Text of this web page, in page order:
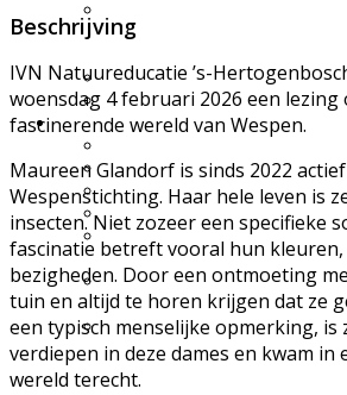
reglement,
Gidsenmateriaal
Over deze website
Contact
Excursie aanvragen
Lid worden en meedoen?
Meldpunt Natuur
Route naar 't Wikveld
Empel
Route naar BBS Nieuw
Zuid
Uw privacy
Beschrijving
IVN Natuureducatie ’s-
woensdag 4 februari 2026 een lezing
fascinerende wereld van Wespen.
Maureen Glandorf is sinds 2022
Wespenstichting. Haar hele leven is
insecten. Niet zozeer een specifieke
fascinatie betreft vooral hun kleuren,
bezigheden. Door een ontmoeting
tuin en altijd te horen krijgen dat ze
een typisch menselijke opmerking, is
verdiepen in deze dames en kwam in
wereld terecht.